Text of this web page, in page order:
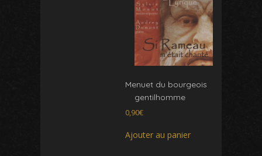
Menuet du bourgeois
gentilhomme
0,90€
Ajouter au panier